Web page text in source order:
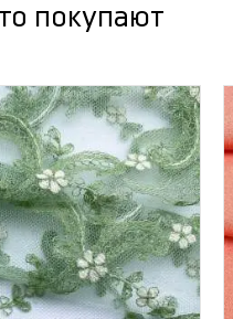
покупают